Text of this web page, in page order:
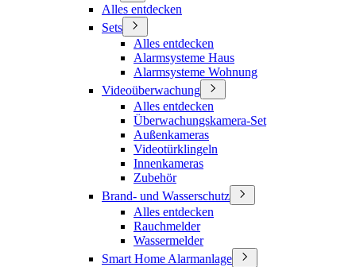
Alles entdecken
Sets
Alles entdecken
Alarmsysteme Haus
Alarmsysteme Wohnung
Videoüberwachung
Alles entdecken
Überwachungskamera-Set
Außenkameras
Videotürklingeln
Innenkameras
Zubehör
Brand- und Wasserschutz
Alles entdecken
Rauchmelder
Wassermelder
Smart Home Alarmanlage